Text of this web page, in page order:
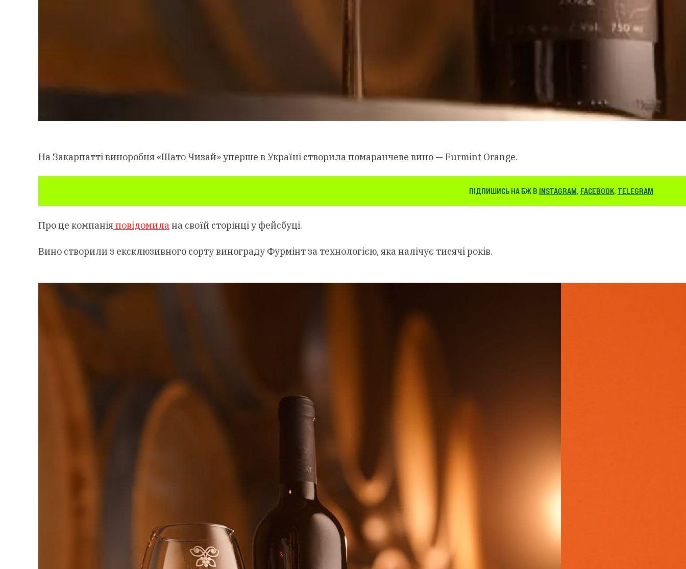
На Закарпатті виноробня «Шато Чизай» уперше в Україні створила помаранчеве вино — Furmint Orange.
ПІДПИШИСЬ НА БЖ В INSTAGRAM, FACEBOOK, TELEGRAM
Про це компаніяповідомилана своїй сторінці у фейсбуці.
Вино створили з ексклюзивного сорту винограду Фурмінт за технологією, яка налічує тисячі років.